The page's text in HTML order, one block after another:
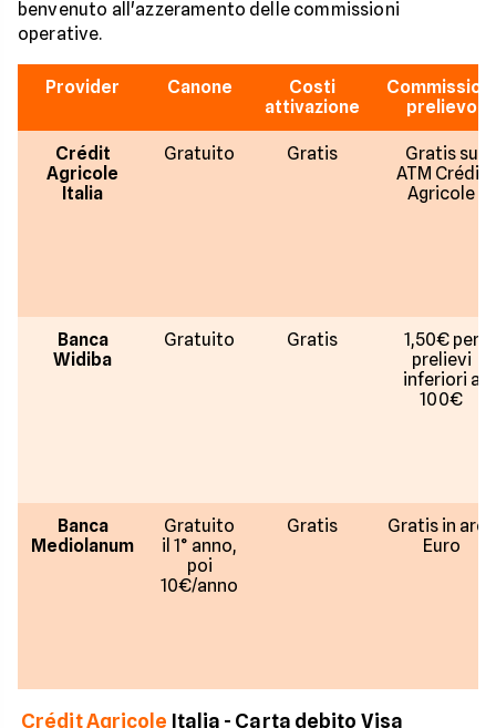
benvenuto all'azzeramento delle commissioni
operative.
Provider Canone
Costi
attivazione
Commissioni
prelievo
Crédit
Agricole
Italia
Gratuito Gratis
Gratis su
ATM Crédit
Agricole
Banca
Widiba
Gratuito Gratis
1,50€ per
prelievi
inferiori a
100€
Banca
Mediolanum
Gratuito
il 1° anno,
poi
10€/anno
Gratis
Gratis in area
Euro
Crédit Agricole Italia - Carta debito Visa